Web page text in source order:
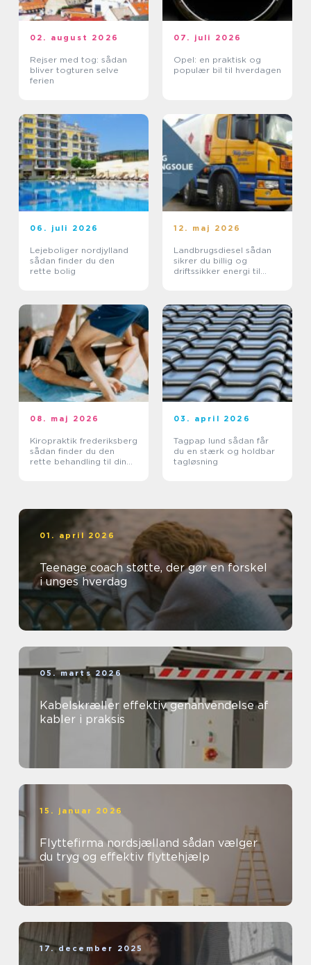
02. august 2026
Rejser med tog: sådan
bliver togturen selve
ferien
07. juli 2026
Opel: en praktisk og
populær bil til hverdagen
06. juli 2026
Lejeboliger nordjylland
sådan finder du den
rette bolig
12. maj 2026
Landbrugsdiesel sådan
sikrer du billig og
driftssikker energi til
08. maj 2026
Kiropraktik frederiksberg
sådan finder du den
rette behandling til din
03. april 2026
Tagpap lund sådan får
du en stærk og holdbar
tagløsning
01. april 2026
Teenage coach støtte, der gør en forskel
i unges hverdag
05. marts 2026
Kabelskræller effektiv genanvendelse af
kabler i praksis
15. januar 2026
Flyttefirma nordsjælland sådan vælger
du tryg og effektiv flyttehjælp
17. december 2025